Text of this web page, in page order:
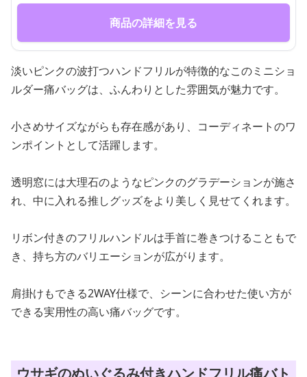
商品の詳細を見る
淡いピンクの波打つハンドフリルが特徴的なこのミニショ
ルダー痛バッグは、ふんわりとした雰囲気が魅力です。
小さめサイズながらも存在感があり、コーディネートのワ
ンポイントとして活躍します。
透明窓には大理石のようなピンクのグラデーションが施さ
れ、中に入れる推しグッズをより美しく見せてくれます。
リボン付きのフリルハンドルは手首に巻きつけることもで
き、持ち方のバリエーションが広がります。
肩掛けもできる2WAY仕様で、シーンに合わせた使い方が
できる実用性の高い痛バッグです。
ウサギのぬいぐるみ付きハンドフリル痛バト